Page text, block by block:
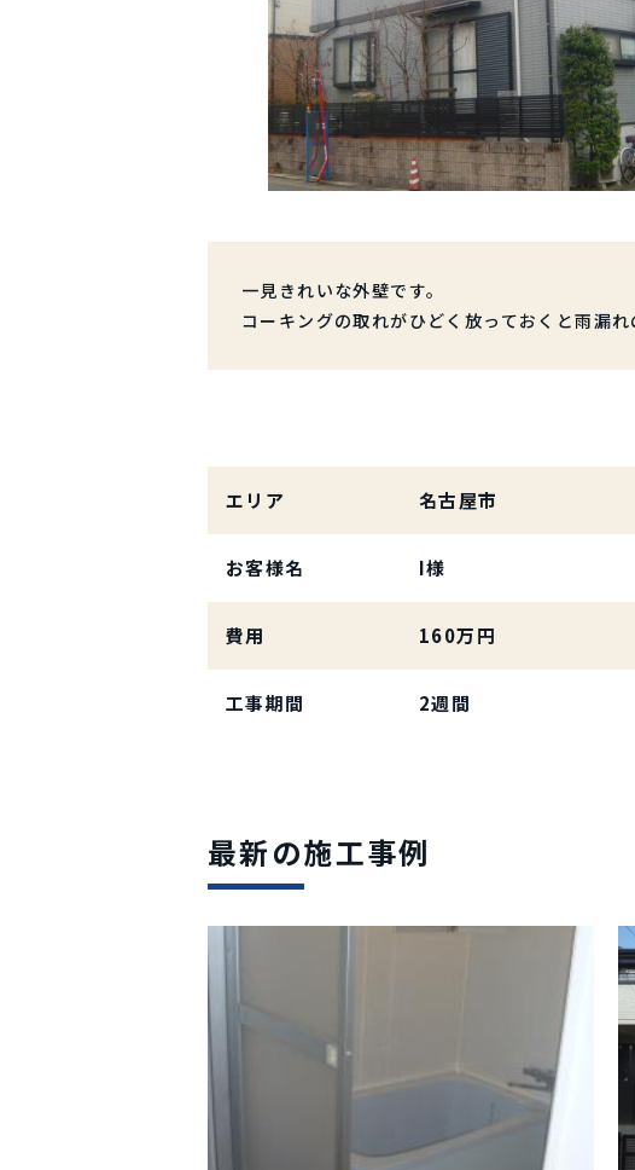
一見きれいな外壁です。
コーキングの取れがひどく放っておくと雨漏
エリア 名古屋市
お客様名 I様
費用 160万円
工事期間 2週間
最新の施工事例